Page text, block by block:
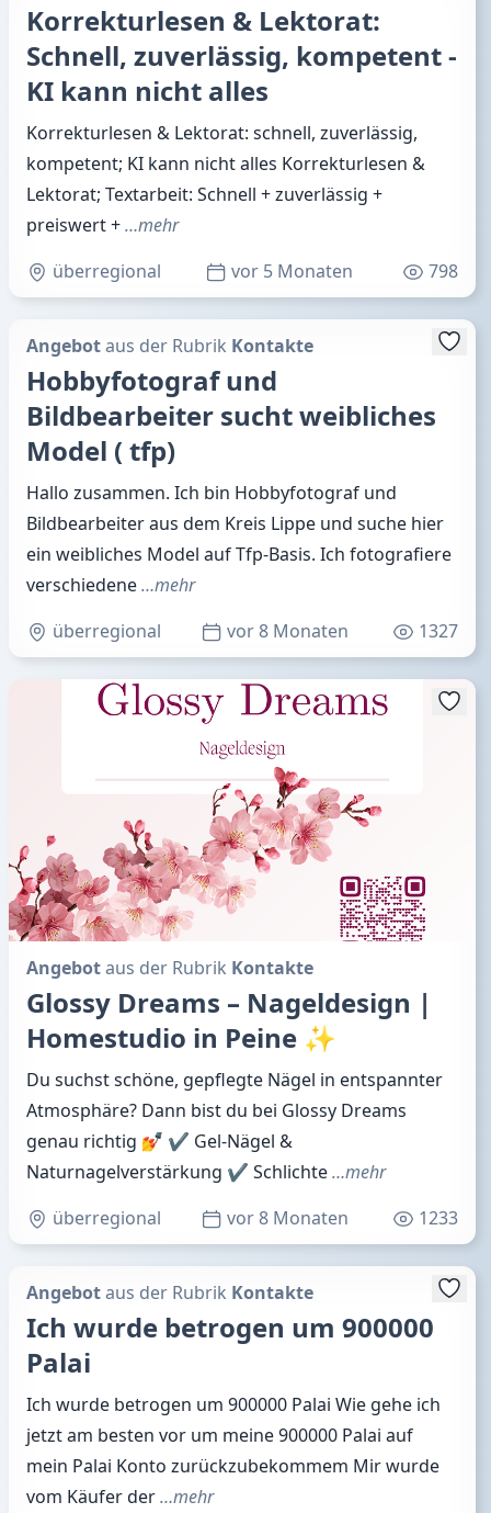
Korrekturlesen & Lektorat:
Schnell, zuverlässig, kompetent -
KI kann nicht alles
Korrekturlesen & Lektorat: schnell, zuverlässig,
kompetent; KI kann nicht alles Korrekturlesen &
Lektorat; Textarbeit: Schnell + zuverlässig +
preiswert +…mehr
überregional
vor 5 Monaten 798
Angebotaus der Rubrik Kontakte
Hobbyfotograf und
Bildbearbeiter sucht weibliches
Model ( tfp)
Hallo zusammen. Ich bin Hobbyfotograf und
Bildbearbeiter aus dem Kreis Lippe und suche hier
ein weibliches Model auf Tfp-Basis. Ich fotografiere
verschiedene…mehr
überregional
vor 8 Monaten 1327
Angebotaus der Rubrik Kontakte
Glossy Dreams – Nageldesign |
Homestudio in Peine ✨
Du suchst schöne, gepflegte Nägel in entspannter
Atmosphäre? Dann bist du bei Glossy Dreams
genau richtig 💅 ✔ Gel-Nägel &
Naturnagelverstärkung ✔ Schlichte…mehr
überregional
vor 8 Monaten 1233
Angebotaus der Rubrik Kontakte
Ich wurde betrogen um 900000
Palai
Ich wurde betrogen um 900000 Palai Wie gehe ich
jetzt am besten vor um meine 900000 Palai auf
mein Palai Konto zurückzubekommem Mir wurde
vom Käufer der…mehr